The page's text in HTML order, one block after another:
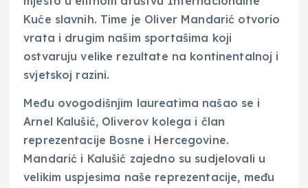
Kuće slavnih. Time je Oliver Mandarić otvorio
vrata i drugim našim sportašima koji
ostvaruju velike rezultate na kontinentalnoj i
svjetskoj razini.
Među ovogodišnjim laureatima našao se i
Arnel Kalušić, Oliverov kolega i član
reprezentacije Bosne i Hercegovine.
Mandarić i Kalušić zajedno su sudjelovali u
velikim uspjesima naše reprezentacije, među